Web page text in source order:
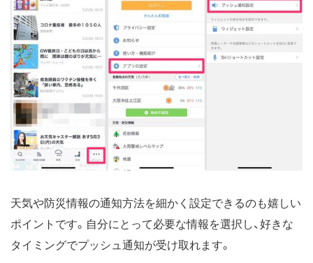
天気や防災情報の通知方法を細かく設定できるのも嬉しい
ポイントです。自分にとって必要な情報を選択し、好きな
タイミングでプッシュ通知が受け取れます。